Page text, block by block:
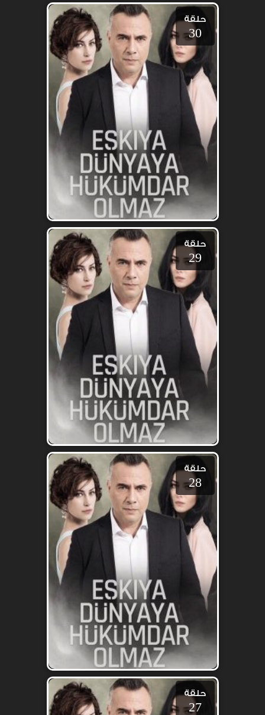
حلقة
30
حلقة
29
حلقة
28
حلقة
27